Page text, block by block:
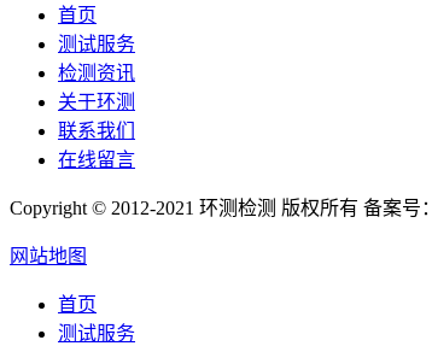
首页
测试服务
检测资讯
关于环测
联系我们
在线留言
Copyright © 2012-2021 环测检测 版权所有 备案号：
网站地图
首页
测试服务